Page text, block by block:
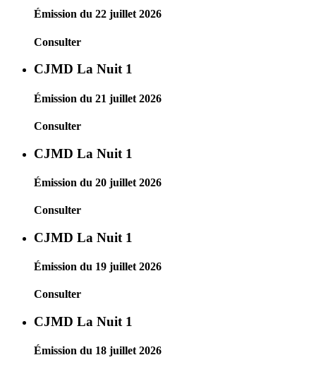
Émission du 22 juillet 2026
Consulter
CJMD La Nuit 1
Émission du 21 juillet 2026
Consulter
CJMD La Nuit 1
Émission du 20 juillet 2026
Consulter
CJMD La Nuit 1
Émission du 19 juillet 2026
Consulter
CJMD La Nuit 1
Émission du 18 juillet 2026